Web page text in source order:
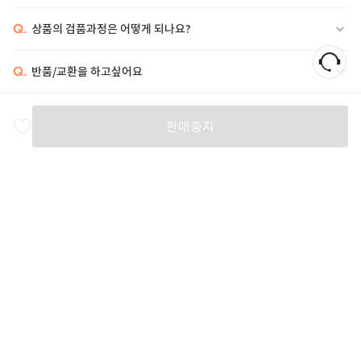
Q. 상품의 검품과정은 어떻게 되나요?
Q. 반품/교환을 하고싶어요
판매중지